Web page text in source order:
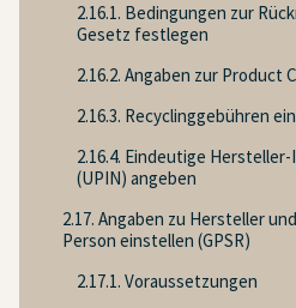
2.16.1. Bedingungen zur
Gesetz festlegen
2.16.2. Angaben zur Product
2.16.3. Recyclinggebühren
2.16.4. Eindeutige
(UPIN) angeben
2.17. Angaben zu Hersteller
Person einstellen (GPSR)
2.17.1. Voraussetzungen